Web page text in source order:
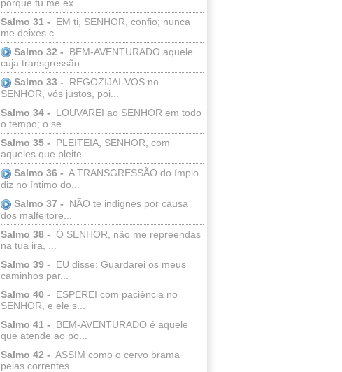
porque tu me ex...
Salmo 31 -
EM ti, SENHOR, confio; nunca
me deixes c...
Salmo 32 -
BEM-AVENTURADO aquele
cuja transgressão ...
Salmo 33 -
REGOZIJAI-VOS no
SENHOR, vós justos, poi...
Salmo 34 -
LOUVAREI ao SENHOR em todo
o tempo; o se...
Salmo 35 -
PLEITEIA, SENHOR, com
aqueles que pleite...
Salmo 36 - A TRANSGRESSÃO do ímpio
diz no íntimo do...
Salmo 37 -
NÃO te indignes por causa
dos malfeitore...
Salmo 38 - Ó SENHOR, não me repreendas
na tua ira, ...
Salmo 39 -
EU disse: Guardarei os meus
caminhos par...
Salmo 40 -
ESPEREI com paciência no
SENHOR, e ele s...
Salmo 41 -
BEM-AVENTURADO é aquele
que atende ao po...
Salmo 42 - ASSIM como o cervo brama
pelas correntes...